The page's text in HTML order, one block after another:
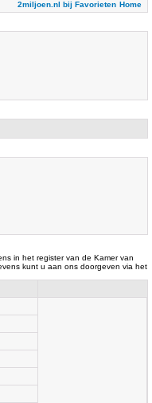
2miljoen.nl bij Favorieten Home
in het register van de Kamer van
kunt u aan ons doorgeven via het